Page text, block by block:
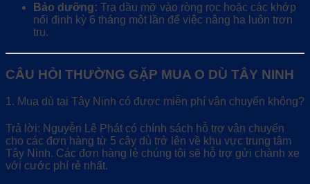
Bảo dưỡng: Tra dầu mỡ vào ròng rọc hoặc các khớp
nối định kỳ 6 tháng một lần để việc nâng hạ luôn trơn
tru.
CÂU HỎI THƯỜNG GẶP MUA O DÙ TÂY NINH
1. Mua dù tại Tây Ninh có được miễn phí vận chuyển không?
Trả lời: Nguyễn Lê Phát có chính sách hỗ trợ vận chuyển
cho các đơn hàng từ 5 cây dù trở lên về khu vực trung tâm
Tây Ninh. Các đơn hàng lẻ chúng tôi sẽ hỗ trợ gửi chành xe
với cước phí rẻ nhất.